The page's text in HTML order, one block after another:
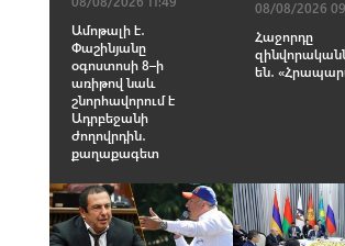
Ամոթալի է․
Փաշինյանը
օգոստոսի 8–ի
առիթով նաև
շնորհավորում է
Ադրբեջանի
ժողովրդին․
քաղաքագետ
08/08/2026
Հաջորդը
են․